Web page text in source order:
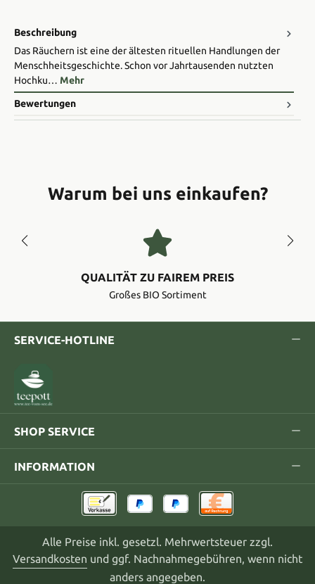
Beschreibung
Das Räuchern ist eine der ältesten rituellen Handlungen der
Menschheitsgeschichte. Schon vor Jahrtausenden nutzten
Hochku… Mehr
Bewertungen
Warum bei uns einkaufen?
QUALITÄT ZU FAIREM PREIS
Großes BIO Sortiment
SERVICE-HOTLINE
SHOP SERVICE
INFORMATION
Alle Preise inkl. gesetzl. Mehrwertsteuer zzgl.
Versandkosten und ggf. Nachnahmegebühren, wenn nicht
anders angegeben.